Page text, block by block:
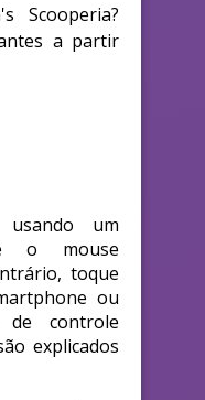
Scooperia?
a partir
um
o mouse
toque
ou
de controle
explicados